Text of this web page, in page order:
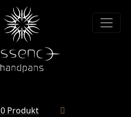
0 Produkt